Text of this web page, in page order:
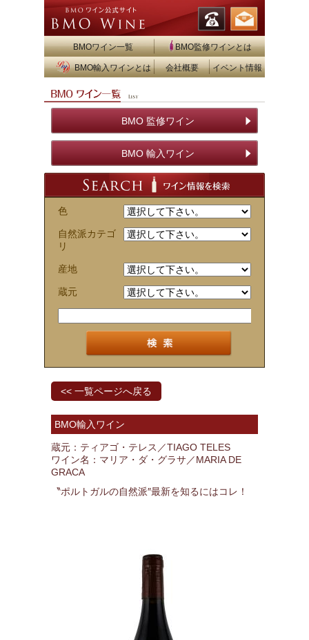
BMOワイン一覧 BMO監修ワインとは
BMO輸入ワインとは 会社概要 イベント情報
BMO 監修ワイン
BMO 輸入ワイン
色
自然派カテゴ
リ
産地
蔵元
<< 一覧ページへ戻る
BMO輸入ワイン
蔵元：ティアゴ・テレス／TIAGO TELES
ワイン名：マリア・ダ・グラサ／MARIA DE
GRACA
〝ポルトガルの自然派″最新を知るにはコレ！